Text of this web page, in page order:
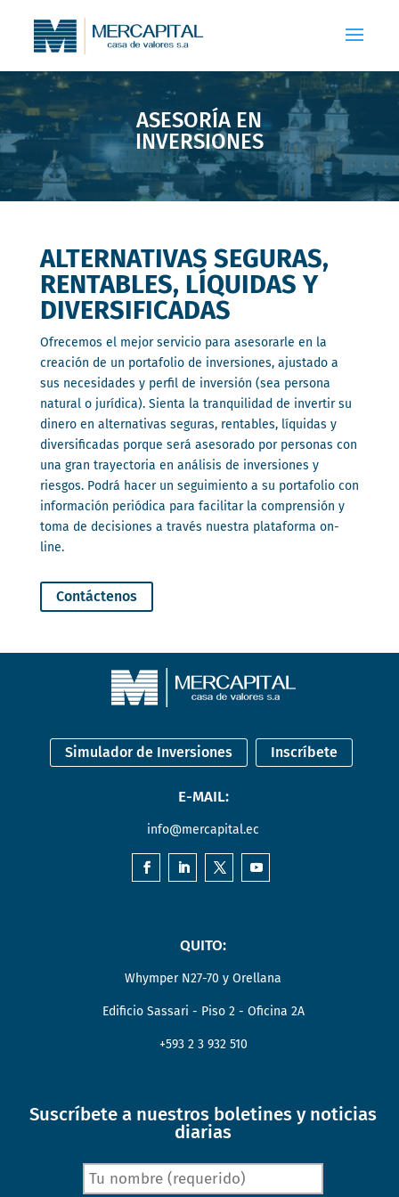
ASESORÍA EN
INVERSIONES
ALTERNATIVAS SEGURAS,
RENTABLES, LÍQUIDAS Y
DIVERSIFICADAS
Ofrecemos el mejor servicio para asesorarle en la
creación de un portafolio de inversiones, ajustado a
sus necesidades y perfil de inversión (sea persona
natural o jurídica). Sienta la tranquilidad de invertir su
dinero en alternativas seguras, rentables, líquidas y
diversificadas porque será asesorado por personas con
una gran trayectoria en análisis de inversiones y
riesgos. Podrá hacer un seguimiento a su portafolio con
información periódica para facilitar la comprensión y
toma de decisiones a través nuestra plataforma on-
line.
Contáctenos
Simulador de Inversiones Inscríbete
E-MAIL:
info@mercapital.ec
QUITO:
Whymper N27-70 y Orellana
Edificio Sassari - Piso 2 - Oficina 2A
+593 2 3 932 510
Suscríbete a nuestros boletines y noticias
diarias